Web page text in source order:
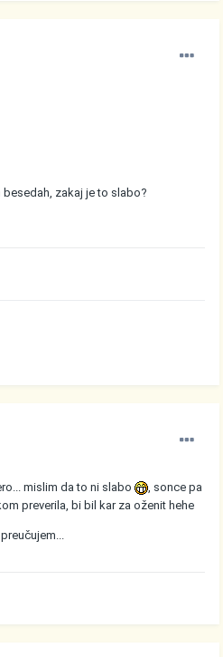
zakaj je to slabo?
mislim da to ni slabo
, sonce pa
preverila, bi bil kar za oženit hehe